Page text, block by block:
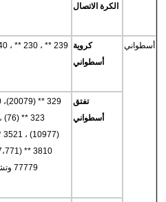
الكرة الاتصال
أسطواني
كروية
أسطواني
تفتق
أسطواني
77779 وتشمل أيضًا محامل سلسلة بوصة مثل 938/932 صف فردي ومزدوج أي M255410CD إلخ.